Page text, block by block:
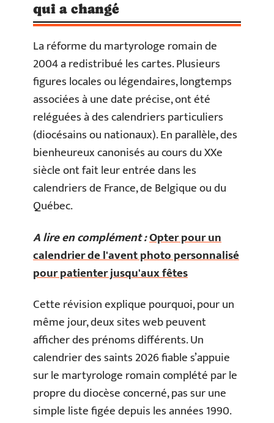
qui a changé
La réforme du martyrologe romain de
2004 a redistribué les cartes. Plusieurs
figures locales ou légendaires, longtemps
associées à une date précise, ont été
reléguées à des calendriers particuliers
(diocésains ou nationaux). En parallèle, des
bienheureux canonisés au cours du XXe
siècle ont fait leur entrée dans les
calendriers de France, de Belgique ou du
Québec.
A lire en complément :Opter pour un
calendrier de l'avent photo personnalisé
pour patienter jusqu'aux fêtes
Cette révision explique pourquoi, pour un
même jour, deux sites web peuvent
afficher des prénoms différents. Un
calendrier des saints 2026 fiable s’appuie
sur le martyrologe romain complété par le
propre du diocèse concerné, pas sur une
simple liste figée depuis les années 1990.